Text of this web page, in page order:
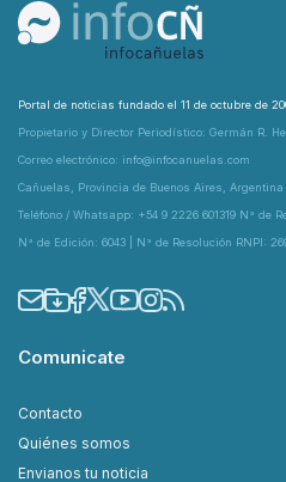
Portal de noticias fundado el 11 de octubre de
Propietario y Director Periodístico: Germán R.
Correo electrónico: info@infocanuelas.com
Cañuelas, Provincia de Buenos Aires, Argentina
Teléfono / Whatsapp: +54 9 2226 601319 N° de
N° de Edición: 6043 | N° de Resolución RNPI:
Comunicate
Contacto
Quiénes somos
Envianos tu noticia